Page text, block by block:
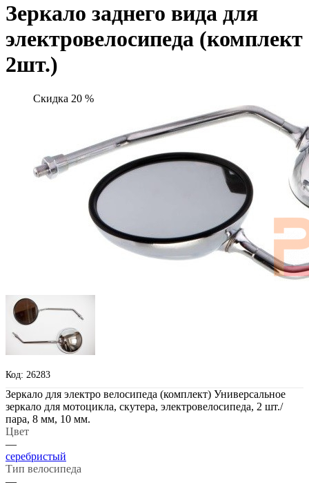
Зеркало заднего вида для
электровелосипеда (комплект
2шт.)
Скидка 20 %
Код: 26283
Зеркало для электро велосипеда (комплект) Универсальное
зеркало для мотоцикла, скутера, электровелосипеда, 2 шт./
пара, 8 мм, 10 мм.
Цвет
—
серебристый
Тип велосипеда
—